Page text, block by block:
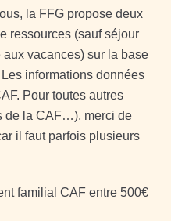
la FFG propose deux
ressources (sauf séjour
vacances) sur la base
informations données
Pour toutes autres
de la CAF…), merci de
il faut parfois plusieurs
familial CAF entre 500€